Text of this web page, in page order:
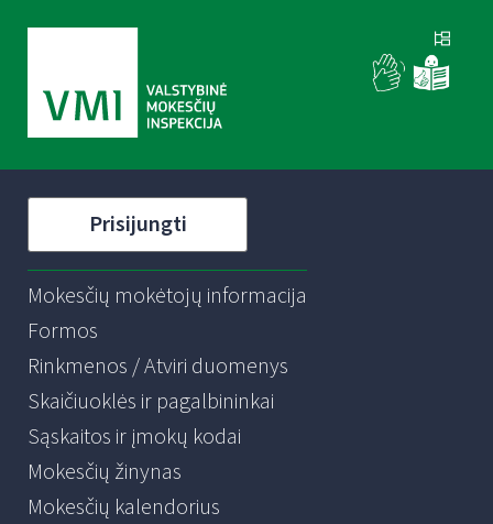
Prisijungti
Mokesčių mokėtojų informacija
Formos
Rinkmenos / Atviri duomenys
Skaičiuoklės ir pagalbininkai
Sąskaitos ir įmokų kodai
Mokesčių žinynas
Mokesčių kalendorius